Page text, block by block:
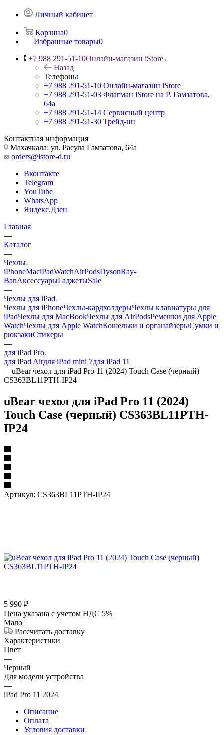
Личный кабинет
Корзина0
Избранные товары0
+7 988 291-51-10Онлайн-магазин iStore
Назад
Телефоны
+7 988 291-51-10 Онлайн-магазин iStore
+7 988 291-51-03 Флагман iStore на Р. Гамзатова,
64а
+7 988 291-51-14 Сервисный центр
+7 988 291-51-30 Трейд-ин
Контактная информация
Махачкала: ул. Расула Гамзатова, 64а
orders@istore-d.ru
Вконтакте
Telegram
YouTube
WhatsApp
Яндекс.Дзен
Главная
—
Каталог
—
Чехлы
iPhoneMaciPadWatchAirPodsDysonRay-
BanАксессуарыГаджетыSale
—
Чехлы для iPad
Чехлы для iPhoneЧехлы-кардхолдерыЧехлы клавиатуры для
iPadЧехлы для MacBookЧехлы для AirPodsРемешки для Apple
WatchЧехлы для Apple WatchКошельки и органайзерыСумки и
рюкзакиСтикеры
—
для iPad Pro
для iPad Airдля iPad mini 7для iPad 11
—uBear чехол для iPad Pro 11 (2024) Touch Case (черный)
CS363BL11PTH-IP24
uBear чехол для iPad Pro 11 (2024)
Touch Case (черный) CS363BL11PTH-
IP24
Артикул: CS363BL11PTH-IP24
5 990 ₽
Цена указана с учетом НДС 5%
Мало
Рассчитать доставку
Характеристики
Цвет
—
Черный
Для модели устройства
—
iPad Pro 11 2024
Описание
Оплата
Условия доставки